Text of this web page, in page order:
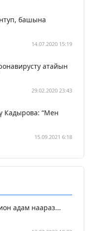
башына
14.07.2020 15:19
атайын
29.02.2020 23:43
Кадырова: “Мен
15.09.2021 6:18
адам наараз...